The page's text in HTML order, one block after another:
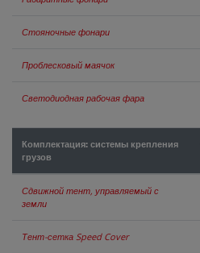
Стояночные фонари
Проблесковый маячок
Светодиодная рабочая фара
Комплектация: системы крепления
грузов
Сдвижной тент, управляемый с
земли
Тент-сетка Speed Cover